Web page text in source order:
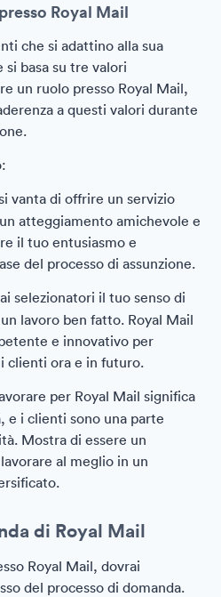
Royal Mail
che si adattino alla sua
basa su tre valori
un ruolo presso Royal Mail,
a questi valori durante
vanta di offrire un servizio
atteggiamento amichevole e
il tuo entusiasmo e
del processo di assunzione.
selezionatori il tuo senso di
lavoro ben fatto. Royal Mail
e innovativo per
clienti ora e in futuro.
per Royal Mail significa
e i clienti sono una parte
Mostra di essere un
al meglio in un
di Royal Mail
Royal Mail, dovrai
del processo di domanda.